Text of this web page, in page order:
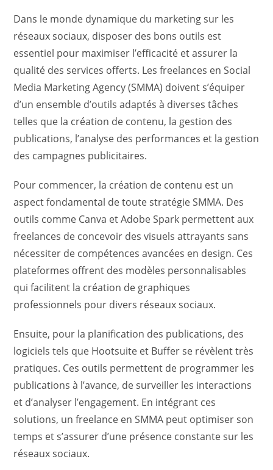
Dans le monde dynamique du marketing sur les
réseaux sociaux, disposer des bons outils est
essentiel pour maximiser l’efficacité et assurer la
qualité des services offerts. Les freelances en Social
Media Marketing Agency (SMMA) doivent s’équiper
d’un ensemble d’outils adaptés à diverses tâches
telles que la création de contenu, la gestion des
publications, l’analyse des performances et la gestion
des campagnes publicitaires.
Pour commencer, la création de contenu est un
aspect fondamental de toute stratégie SMMA. Des
outils comme Canva et Adobe Spark permettent aux
freelances de concevoir des visuels attrayants sans
nécessiter de compétences avancées en design. Ces
plateformes offrent des modèles personnalisables
qui facilitent la création de graphiques
professionnels pour divers réseaux sociaux.
Ensuite, pour la planification des publications, des
logiciels tels que Hootsuite et Buffer se révèlent très
pratiques. Ces outils permettent de programmer les
publications à l’avance, de surveiller les interactions
et d’analyser l’engagement. En intégrant ces
solutions, un freelance en SMMA peut optimiser son
temps et s’assurer d’une présence constante sur les
réseaux sociaux.